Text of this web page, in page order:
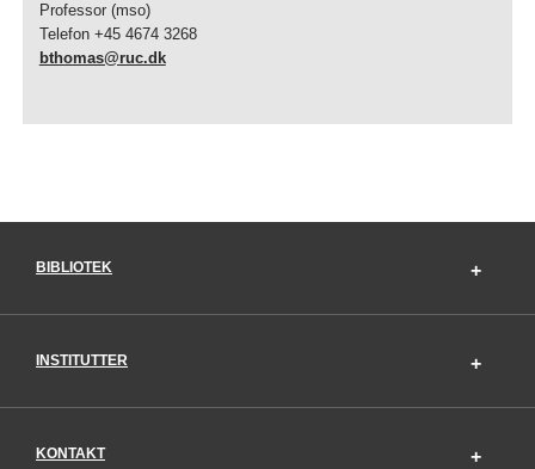
Professor (mso)
Telefon +45 4674 3268
bthomas@ruc.dk
BIBLIOTEK
INSTITUTTER
KONTAKT